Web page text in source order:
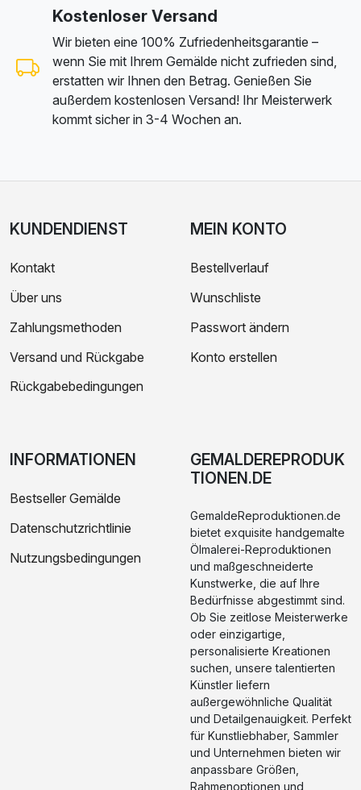
Kostenloser Versand
Wir bieten eine 100% Zufriedenheitsgarantie –
wenn Sie mit Ihrem Gemälde nicht zufrieden sind,
erstatten wir Ihnen den Betrag. Genießen Sie
außerdem kostenlosen Versand! Ihr Meisterwerk
kommt sicher in 3-4 Wochen an.
KUNDENDIENST
Kontakt
Über uns
Zahlungsmethoden
Versand und Rückgabe
Rückgabebedingungen
MEIN KONTO
Bestellverlauf
Wunschliste
Passwort ändern
Konto erstellen
INFORMATIONEN
Bestseller Gemälde
Datenschutzrichtlinie
Nutzungsbedingungen
GEMALDEREPRODUK
TIONEN.DE
GemaldeReproduktionen.de
bietet exquisite handgemalte
Ölmalerei-Reproduktionen
und maßgeschneiderte
Kunstwerke, die auf Ihre
Bedürfnisse abgestimmt sind.
Ob Sie zeitlose Meisterwerke
oder einzigartige,
personalisierte Kreationen
suchen, unsere talentierten
Künstler liefern
außergewöhnliche Qualität
und Detailgenauigkeit. Perfekt
für Kunstliebhaber, Sammler
und Unternehmen bieten wir
anpassbare Größen,
Rahmenoptionen und